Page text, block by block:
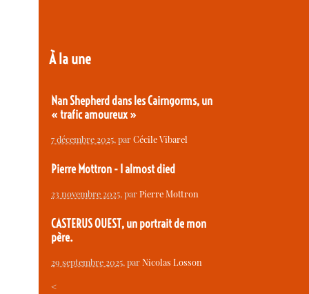
À la une
Nan Shepherd dans les Cairngorms, un
« trafic amoureux »
7 décembre 2025, parCécile Vibarel
Pierre Mottron - I almost died
23 novembre 2025, parPierre Mottron
CASTERUS OUEST, un portrait de mon
père.
29 septembre 2025, parNicolas Losson
<